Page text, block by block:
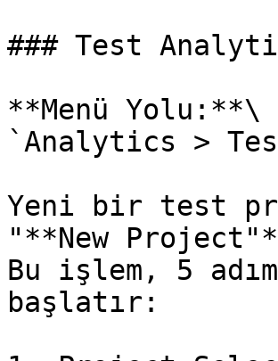
### Test
**Menü Yolu:**\
`Analytics >
Yeni bir test
"**New
Bu işlem, 5
başlatır: